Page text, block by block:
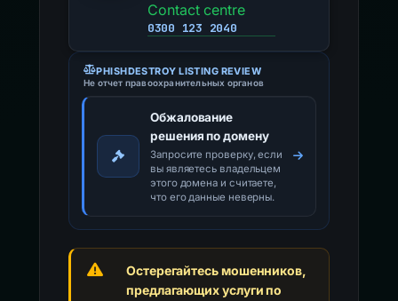
Contact centre
0300 123 2040
PHISHDESTROY LISTING REVIEW
Не отчет правоохранительных органов
Обжалование
решения по домену
Запросите проверку, если
вы являетесь владельцем
этого домена и считаете,
что его данные неверны.
Остерегайтесь мошенников,
предлагающих услуги по